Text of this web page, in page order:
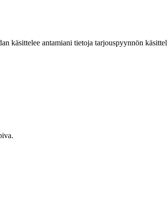
käsittelee antamiani tietoja tarjouspyynnön